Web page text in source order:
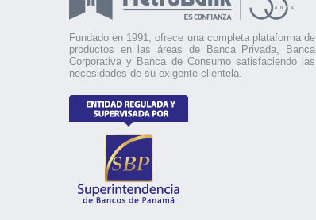
Fundado en 1991, ofrece una completa plataforma de
productos en las áreas de Banca Privada, Banca
Corporativa y Banca de Consumo satisfaciendo las
necesidades de su exigente clientela.